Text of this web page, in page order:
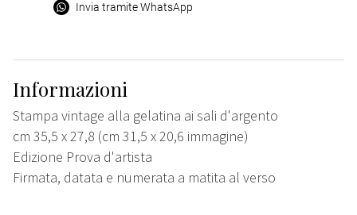
Invia tramite WhatsApp
Informazioni
Stampa vintage alla gelatina ai sali d'argento
cm 35,5 x 27,8 (cm 31,5 x 20,6 immagine)
Edizione Prova d'artista
Firmata, datata e numerata a matita al verso